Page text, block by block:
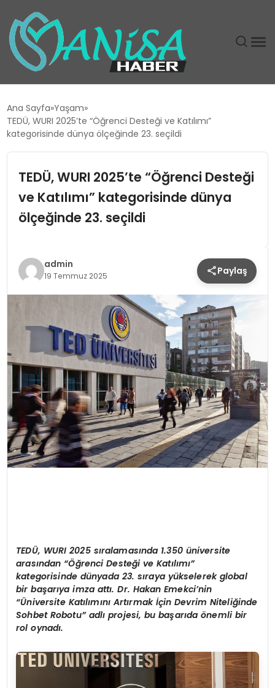
EĞITIM
GÜNDEM
MAGAZIN
SIYASET
SPOR
TEKNOLOJI
YAŞAM
Ana Sayfa Yaşam
TEDÜ, WURI 2025’te “Öğrenci Desteği ve Katılımı”
kategorisinde dünya ölçeğinde 23. seçildi
TEDÜ, WURI 2025’te “Öğrenci Desteği
ve Katılımı” kategorisinde dünya
ölçeğinde 23. seçildi
admin
19 Temmuz 2025 Paylaş
TEDÜ, WURI 2025 sıralamasında 1.350 üniversite
arasından “Öğrenci Desteği ve Katılımı”
kategorisinde dünyada 23. sıraya yükselerek global
bir başarıya imza attı. Dr. Hakan Emekci’nin
“Üniversite KatılımınıArtırmak İçin Devrim Niteliğinde
Sohbet Robotu” adlı projesi, bu başarıdaönemli bir
rol oynadı.